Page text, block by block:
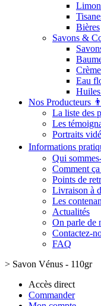
Bières
Savons &
Eau
Nos Producteurs
La liste des
Les
Portraits
Informations
Qui
Comment
Points de
Livraison à
Les
Actualités
On parle de
Contactez-
FAQ
> Savon Vénus - 110gr
Accès direct
Commander